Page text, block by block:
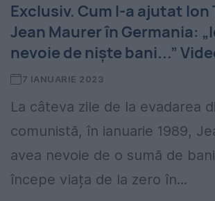
Exclusiv. Cum l-a ajutat Ion
Jean Maurer în Germania:
nevoie de niște bani...”
7 IANUARIE 2023
La câteva zile de la evadarea
comunistă, în ianuarie 1989,
avea nevoie de o sumă de
începe viața de la zero în...